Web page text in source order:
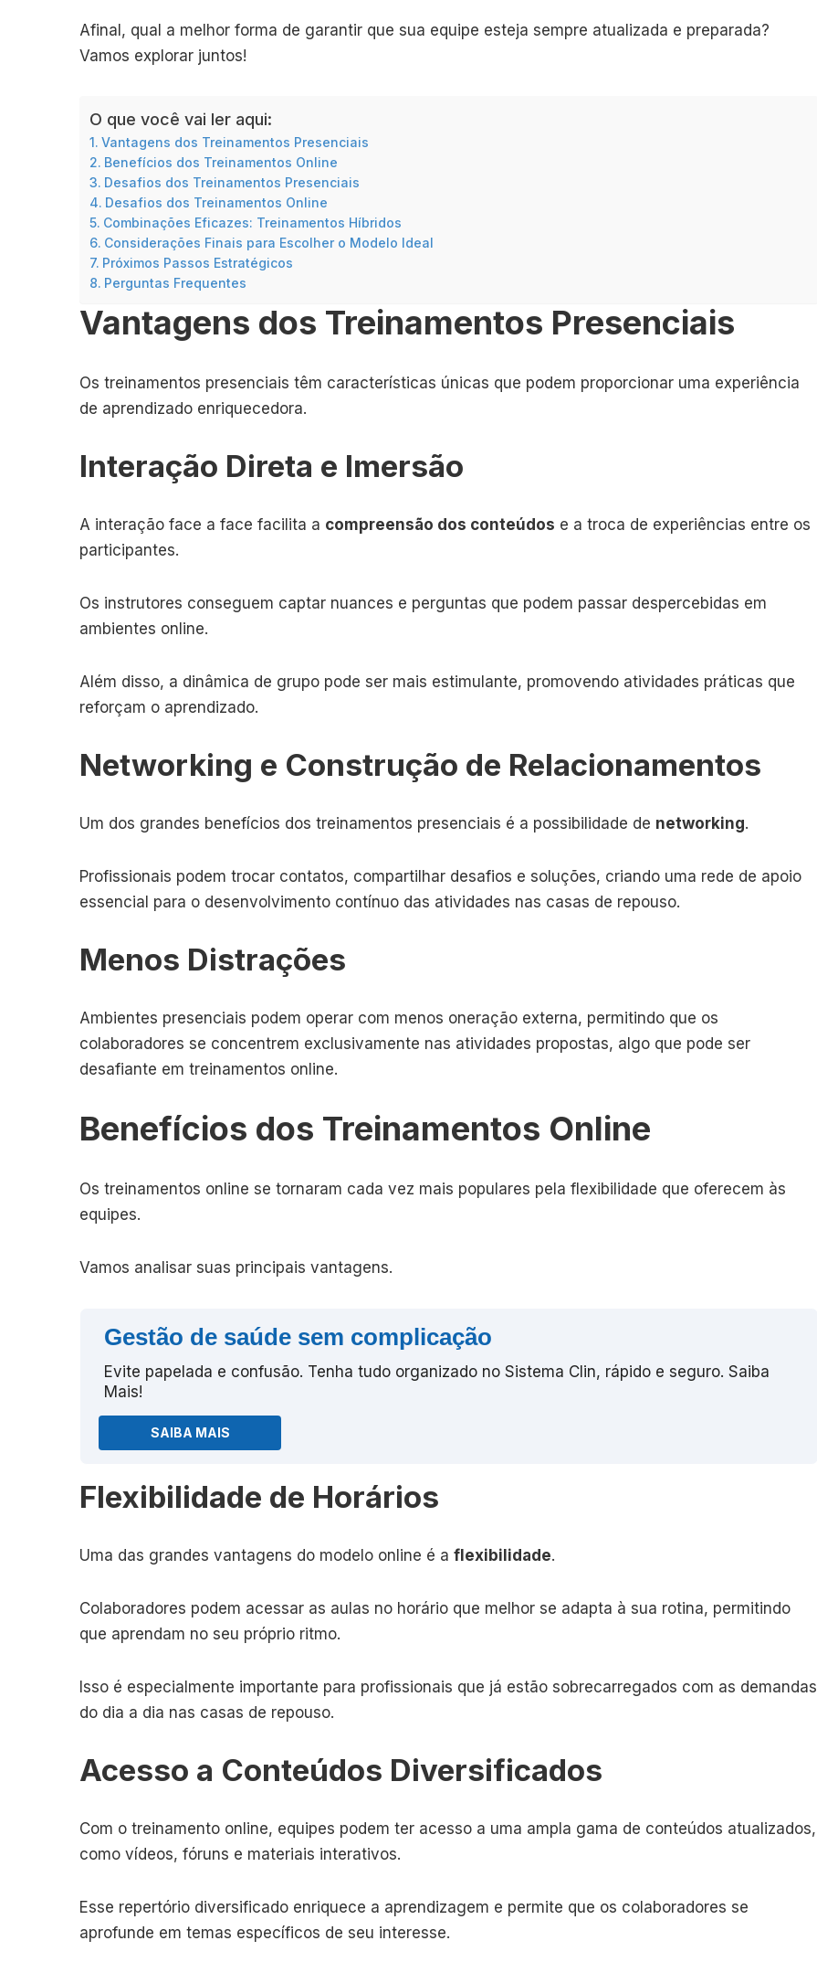
Afinal, qual a melhor forma de garantir que sua equipe esteja sempre atualizada e preparada?
Vamos explorar juntos!
O que você vai ler aqui:
Vantagens dos Treinamentos Presenciais
Benefícios dos Treinamentos Online
Desafios dos Treinamentos Presenciais
Desafios dos Treinamentos Online
Combinações Eficazes: Treinamentos Híbridos
Considerações Finais para Escolher o Modelo Ideal
Próximos Passos Estratégicos
Perguntas Frequentes
Vantagens dos Treinamentos Presenciais
Os treinamentos presenciais têm características únicas que podem proporcionar uma experiência
de aprendizado enriquecedora.
Interação Direta e Imersão
A interação face a face facilita a compreensão dos conteúdos e a troca de experiências entre os
participantes.
Os instrutores conseguem captar nuances e perguntas que podem passar despercebidas em
ambientes online.
Além disso, a dinâmica de grupo pode ser mais estimulante, promovendo atividades práticas que
reforçam o aprendizado.
Networking e Construção de Relacionamentos
Um dos grandes benefícios dos treinamentos presenciais é a possibilidade de networking.
Profissionais podem trocar contatos, compartilhar desafios e soluções, criando uma rede de apoio
essencial para o desenvolvimento contínuo das atividades nas casas de repouso.
Menos Distrações
Ambientes presenciais podem operar com menos oneração externa, permitindo que os
colaboradores se concentrem exclusivamente nas atividades propostas, algo que pode ser
desafiante em treinamentos online.
Benefícios dos Treinamentos Online
Os treinamentos online se tornaram cada vez mais populares pela flexibilidade que oferecem às
equipes.
Vamos analisar suas principais vantagens.
Gestão de saúde sem complicação
Evite papelada e confusão. Tenha tudo organizado no Sistema Clin, rápido e seguro. Saiba
Mais!
SAIBA MAIS
Flexibilidade de Horários
Uma das grandes vantagens do modelo online é a flexibilidade.
Colaboradores podem acessar as aulas no horário que melhor se adapta à sua rotina, permitindo
que aprendam no seu próprio ritmo.
Isso é especialmente importante para profissionais que já estão sobrecarregados com as demandas
do dia a dia nas casas de repouso.
Acesso a Conteúdos Diversificados
Com o treinamento online, equipes podem ter acesso a uma ampla gama de conteúdos atualizados,
como vídeos, fóruns e materiais interativos.
Esse repertório diversificado enriquece a aprendizagem e permite que os colaboradores se
aprofunde em temas específicos de seu interesse.